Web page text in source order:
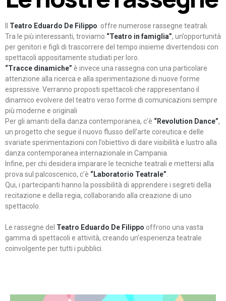
Teatro Eduardo De Filippo offre numerose rassegne teatrali.
Tra le più interessanti, troviamo “Teatro in famiglia”, un’opportunità
per genitori e figli di trascorrere del tempo insieme divertendosi con
spettacoli appositamente studiati per loro.
“Tracce dinamiche” è invece una rassegna con una particolare
attenzione alla ricerca e alla sperimentazione di nuove forme
espressive. Verranno proposti spettacoli che rappresentano il
dinamico evolvere del teatro verso forme di comunicazioni sempre
più moderne e originali
Per gli amanti della danza contemporanea, c’è “Revolution Dance”,
un progetto che segue il nuovo flusso dell’arte coreutica e delle
svariate sperimentazioni con l’obiettivo di dare visibilità e lustro alla
danza contemporanea internazionale in Campania.
Infine, per chi desidera imparare le tecniche teatrali e mettersi alla
prova sul palcoscenico, c’è “Laboratorio Teatrale”
Qui, i partecipanti hanno la possibilità di apprendere i segreti della
recitazione e della regia, collaborando alla creazione di uno
spettacolo.
Le rassegne del Teatro Eduardo De Filippo offrono una vasta
gamma di spettacoli e attività, creando un’esperienza teatrale
coinvolgente per tutti i pubblici.